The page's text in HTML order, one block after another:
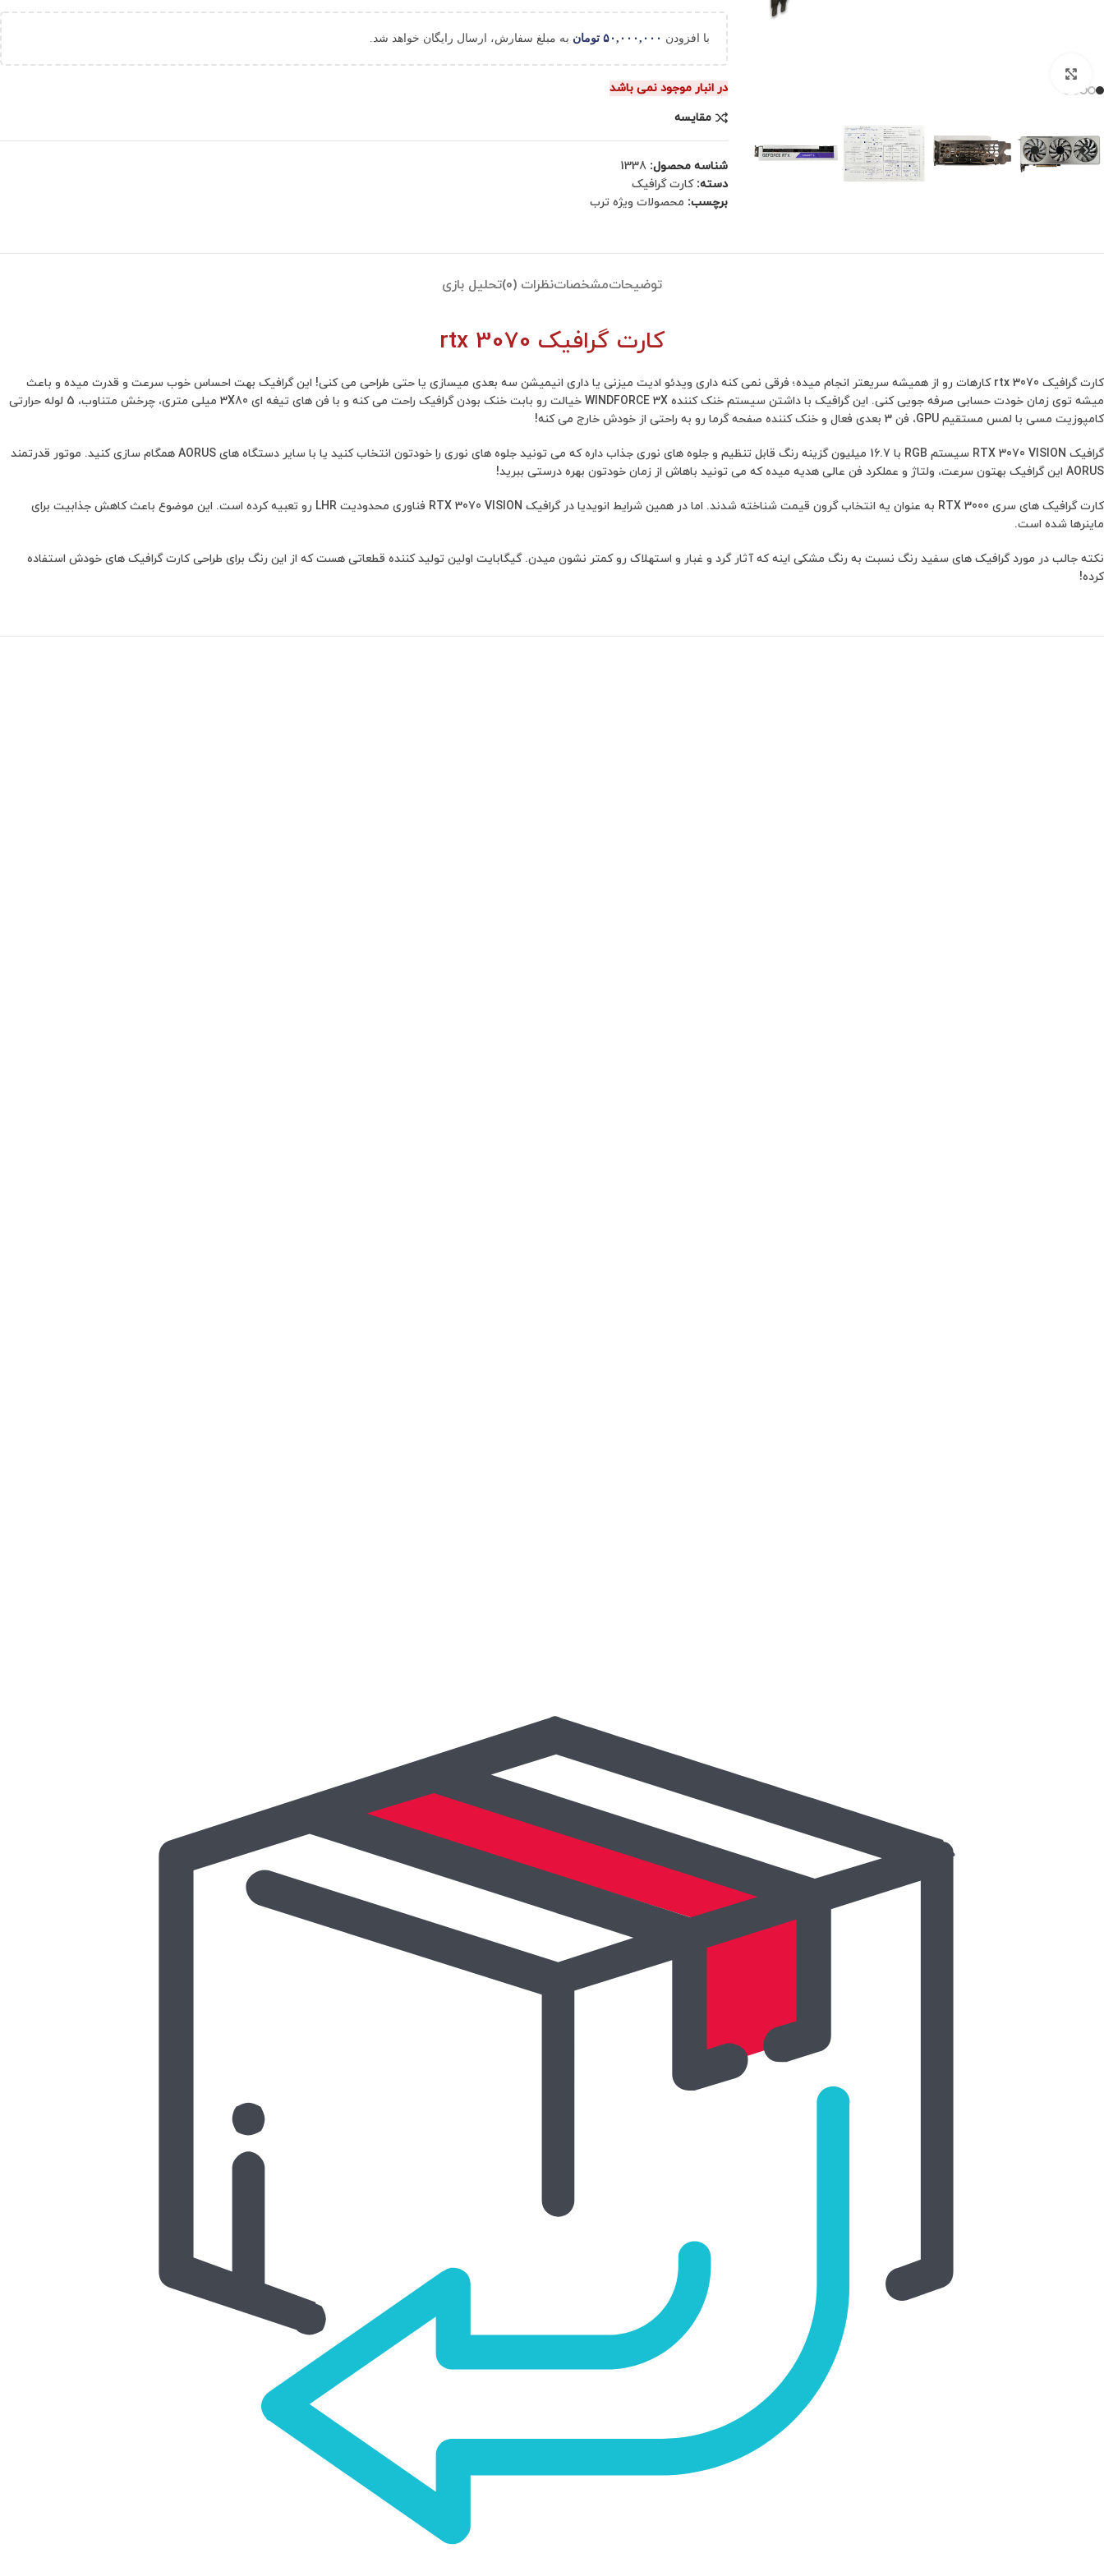
با افزودن ۵۰,۰۰۰,۰۰۰ تومان به مبلغ سفارش، ارسال رایگان خواهد شد.
در انبار موجود نمی باشد
مقایسه
شناسه محصول: 1338
دسته: کارت گرافیک
برچسب: محصولات ویژه ترب
توضیحاتمشخصاتنظرات (0) تحلیل بازی
کارت گرافیک 3070 rtx
کارت گرافیک 3070 rtx کارهات رو از همیشه سریعتر انجام میده؛ فرقی نمی کنه داری ویدئو ادیت میزنی یا داری انیمیشن سه بعدی میسازی یا حتی طراحی می کنی! این گرافیک بهت احساس خوب سرعت و قدرت میده و باعث
میشه توی زمان خودت حسابی صرفه جویی کنی. این گرافیک با داشتن سیستم خنک کننده WINDFORCE 3X خیالت رو بابت خنک بودن گرافیک راحت می کنه و با فن های تیغه ای 3X80 میلی متری، چرخش متناوب، 5 لوله حرارتی
کامپوزیت مسی با لمس مستقیم GPU، فن 3 بعدی فعال و خنک کننده صفحه گرما رو به راحتی از خودش خارج می کنه!
گرافیک RTX 3070 VISION سیستم RGB با 16.7 میلیون گزینه رنگ قابل تنظیم و جلوه های نوری جذاب داره که می تونید جلوه های نوری را خودتون انتخاب کنید یا با سایر دستگاه های AORUS همگام سازی کنید. موتور قدرتمند
AORUS این گرافیک بهتون سرعت، ولتاژ و عملکرد فن عالی هدیه میده که می تونید باهاش از زمان خودتون بهره درستی ببرید!
کارت گرافیک های سری RTX 3000 به عنوان یه انتخاب گرون قیمت شناخته شدند. اما در همین شرایط انویدیا در گرافیک RTX 3070 VISION فناوری محدودیت LHR رو تعبیه کرده است. این موضوع باعث کاهش جذابیت برای
ماینرها شده است.
نکته جالب در مورد گرافیک های سفید رنگ نسبت به رنگ مشکی اینه که آثار گرد و غبار و استهلاک رو کمتر نشون میدن. گیگابایت اولین تولید کننده قطعاتی هست که از این رنگ برای طراحی کارت گرافیک های خودش استفاده
کرده!